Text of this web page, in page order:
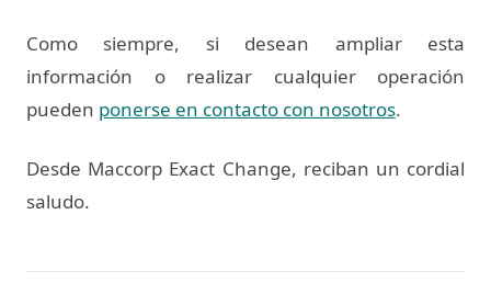
Como siempre, si desean ampliar esta
información o realizar cualquier operación
pueden ponerse en contacto con nosotros.
Desde Maccorp Exact Change, reciban un cordial
saludo.